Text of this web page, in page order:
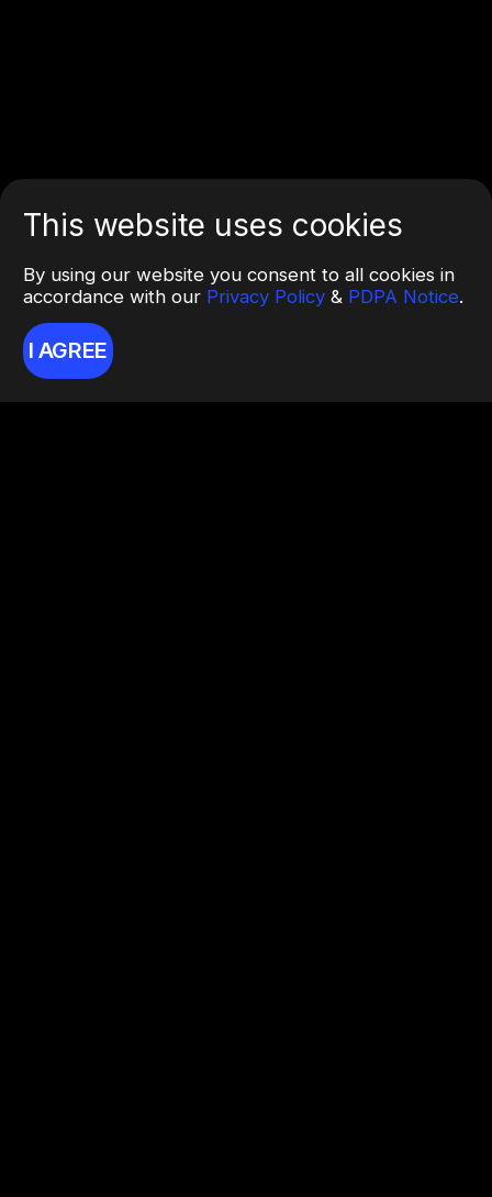
This website uses cookies
By using our website you consent to all cookies in
accordance with our Privacy Policy & PDPA Notice.
I AGREE